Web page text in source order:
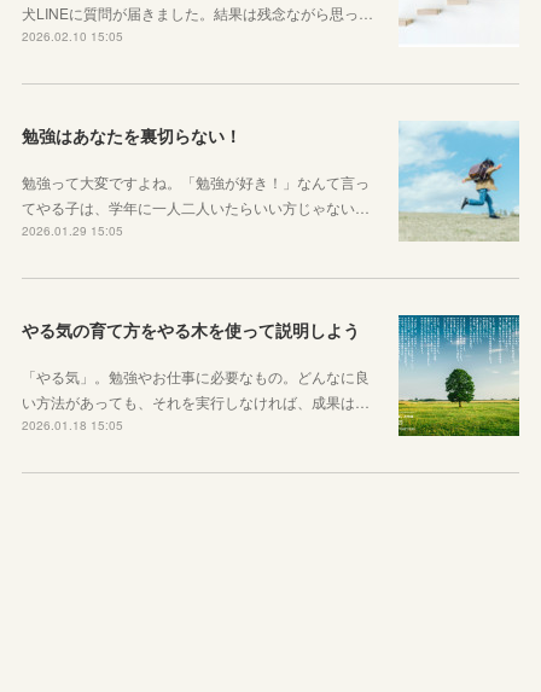
犬LINEに質問が届きました。結果は残念ながら思っ…
2026.02.10 15:05
勉強はあなたを裏切らない！
勉強って大変ですよね。「勉強が好き！」なんて言っ
てやる子は、学年に一人二人いたらいい方じゃない…
2026.01.29 15:05
やる気の育て方をやる木を使って説明しよう
「やる気」。勉強やお仕事に必要なもの。どんなに良
い方法があっても、それを実行しなければ、成果は…
2026.01.18 15:05